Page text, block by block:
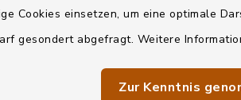
Cookies einsetzen, um eine optimale
gesondert abgefragt. Weitere
Zur Kenntnis
nötig!